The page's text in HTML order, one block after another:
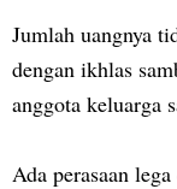
Jumlah uangnya
dengan ikhlas
anggota keluarga
Ada perasaan